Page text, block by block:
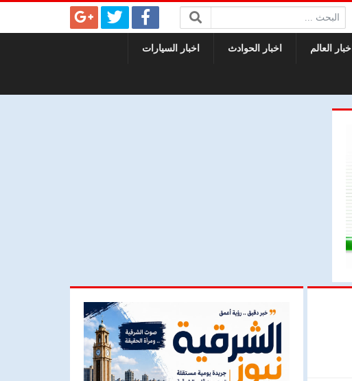
البحث:
اخبار العالم اخبار الحوادث اخبار السيارات